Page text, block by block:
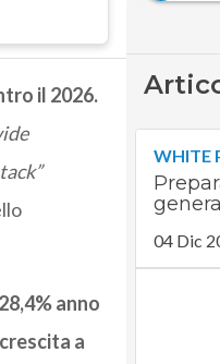
il 2026.
anno
a
WHITE
04 Dic